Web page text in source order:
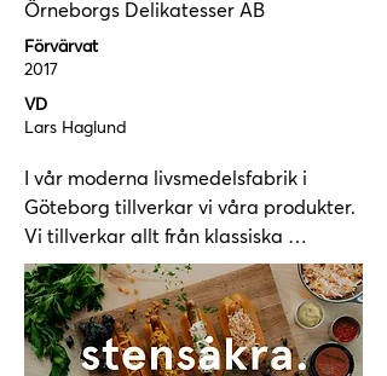
Örneborgs Delikatesser AB
Förvärvat
2017
VD
Lars Haglund
I vår moderna livsmedelsfabrik i
Göteborg tillverkar vi våra produkter.
Vi tillverkar allt från klassiska
majonnäsbaserade sallader,
dressingar, såser, veganska produkter
och pepparrotsprodukter.
Vår anläggning är certifierad enligt